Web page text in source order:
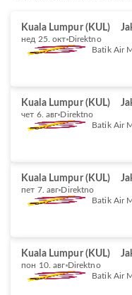
Kuala Lumpur (KUL)
нед 25. окт Direktno
Batik Air
Kuala Lumpur (KUL)
чет 6. авг Direktno
Batik Air
Kuala Lumpur (KUL)
пет 7. авг Direktno
Batik Air
Kuala Lumpur (KUL)
пон 10. авг Direktno
Batik Air